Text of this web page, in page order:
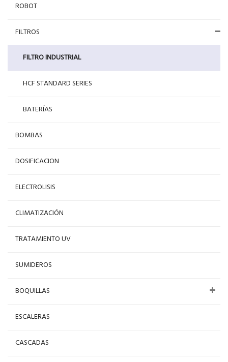
ROBOT
FILTROS
FILTRO INDUSTRIAL
HCF STANDARD SERIES
BATERÍAS
BOMBAS
DOSIFICACION
ELECTROLISIS
CLIMATIZACIÓN
TRATAMIENTO UV
SUMIDEROS
BOQUILLAS
ESCALERAS
CASCADAS